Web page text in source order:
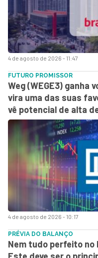
4 de agosto de 2026 - 11:47
4 de agosto de 2026 - 10:17
FUTURO PROMISSOR
Weg (WEGE3) ganha
vira uma das suas
vê potencial de alta
PRÉVIA DO BALANÇO
Nem tudo perfeito no